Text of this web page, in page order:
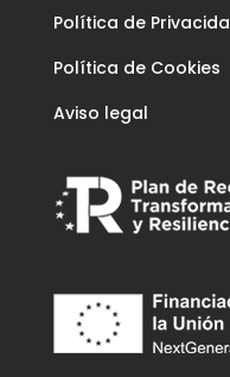
Política de
Política de Cookies
Aviso legal